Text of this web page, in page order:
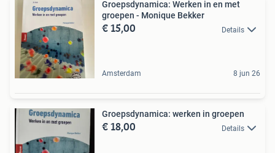
Groepsdynamica: Werken in en met
groepen - Monique Bekker
€ 15,00 Details
Amsterdam 8 jun 26
Groepsdynamica: werken in groepen
€ 18,00 Details